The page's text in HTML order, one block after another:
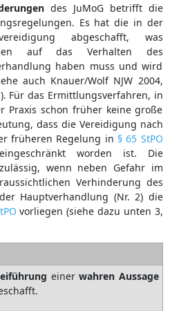
des JuMoG betrifft die
Es hat die in der
abgeschafft, was
auf das Verhalten des
haben muss und wird
auch Knauer/Wolf NJW 2004,
Für das Ermittlungsverfahren, in
Praxis schon früher keine große
dass die Vereidigung nach
früheren Regelung in § 65 StPO
worden ist. Die
wenn neben Gefahr im
Verhinderung des
Hauptverhandlung (Nr. 2) die
vorliegen (siehe dazu unten 3,
einerwahren Aussage